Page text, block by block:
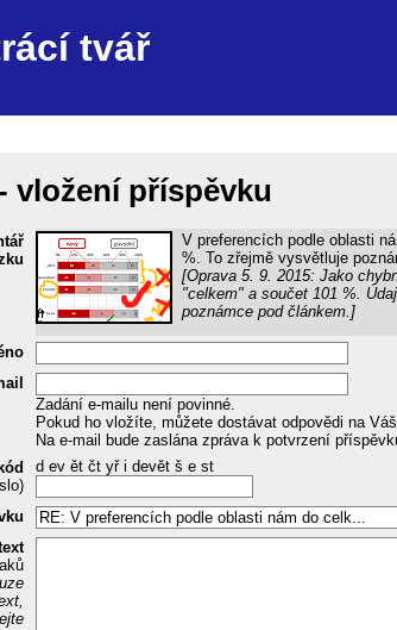
tvář
vložení příspěvku
V preferencích podle oblasti
%. To zřejmě vysvětluje
[Oprava 5. 9. 2015: Jako
"celkem" a součet 101 %.
poznámce pod článkem.]
Zadání e-mailu není povinné.
Pokud ho vložíte, můžete dostávat odpovědi na
Na e-mail bude zaslána zpráva k potvrzení
d ev ět čt yř i devět š e st